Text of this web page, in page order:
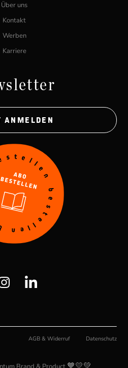
Über uns
Kontakt
Werben
Karriere
AGB & Widerruf Datenschutz
ANMELDEN